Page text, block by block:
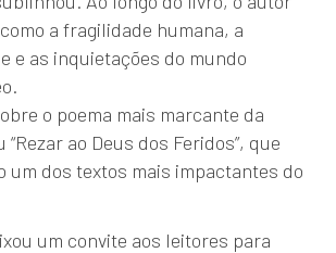
a fragilidade humana, a
e as inquietações do mundo
o poema mais marcante da
ao Deus dos Feridos”, que
um dos textos mais impactantes do
um convite aos leitores para